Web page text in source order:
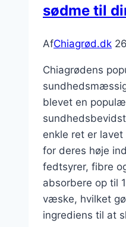
sødme til
AfChiagrød.dk
Chiagrødens
blevet en
enkle ret er
for deres høje
fedtsyrer, fibre
absorbere op til
væske, hvilket
ingrediens til at